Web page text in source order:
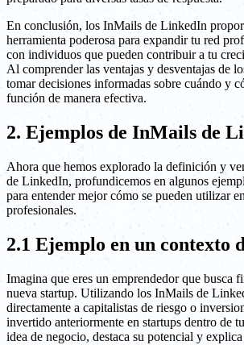
En conclusión, los InMails de LinkedIn
herramienta poderosa para expandir tu red
con individuos que pueden contribuir a tu
Al comprender las ventajas y desventajas de
tomar decisiones informadas sobre cuándo y
función de manera efectiva.
2. Ejemplos de InMails de
Ahora que hemos explorado la definición y
de LinkedIn, profundicemos en algunos
para entender mejor cómo se pueden utilizar
profesionales.
2.1 Ejemplo en un contexto
Imagina que eres un emprendedor que busca
nueva startup. Utilizando los InMails de
directamente a capitalistas de riesgo o
invertido anteriormente en startups dentro de
idea de negocio, destaca su potencial y